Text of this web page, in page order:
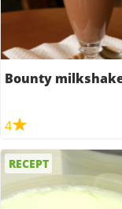
Bounty
4
RECEPT